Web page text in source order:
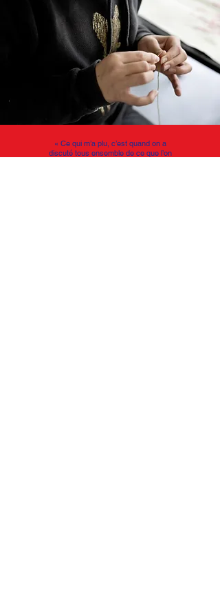
« Ce qui m’a plu, c’est quand on a
discuté tous ensemble de ce que l’on